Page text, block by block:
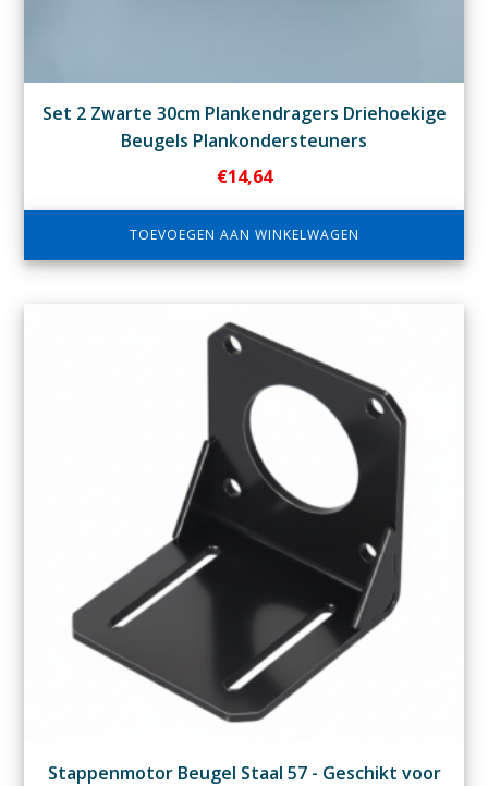
Set 2 Zwarte 30cm Plankendragers Driehoekige
Beugels Plankondersteuners
€14,64
TOEVOEGEN AAN WINKELWAGEN
Stappenmotor Beugel Staal 57 - Geschikt voor